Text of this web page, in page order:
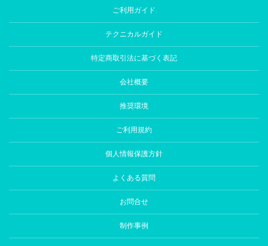
ご利用ガイド
テクニカルガイド
特定商取引法に基づく表記
会社概要
推奨環境
ご利用規約
個人情報保護方針
よくある質問
お問合せ
制作事例